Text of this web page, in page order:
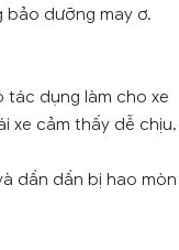
dưỡng may ơ.
tác dụng làm cho xe
xe cảm thấy dễ chịu,
dần dần bị hao mòn